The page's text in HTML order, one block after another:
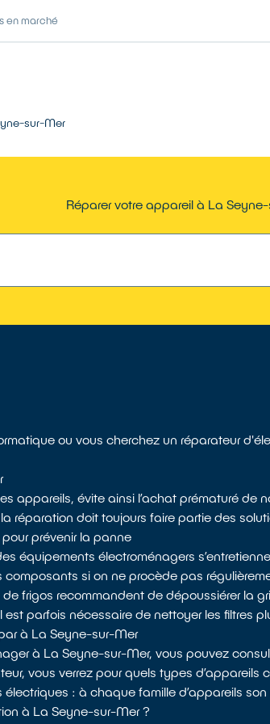
en marché
sur-Mer
Réparer votre appareil à La
ou vous cherchez un réparateur
appareils, évite ainsi l’achat prématuré de
réparation doit toujours faire partie des
prévenir la panne
équipements électroménagers
si on ne procède pas
frigos recommandent de dépoussiérer la
parfois nécessaire de nettoyer les filtres
à La Seyne-sur-Mer
à La Seyne-sur-Mer, vous pouvez
vous verrez pour quels types
: à chaque famille d’appareils
à La Seyne-sur-Mer ?